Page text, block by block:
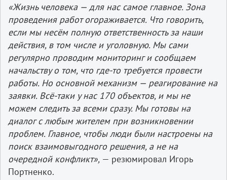
«Жизнь человека — для нас самое главное. Зона
проведения работ огораживается. Что говорить,
если мы несём полную ответственность за наши
действия, в том числе и уголовную. Мы сами
регулярно проводим мониторинг и сообщаем
начальству о том, что где-то требуется провести
работы. Но основной механизм — реагирование на
заявки. Всё-таки у нас 170 объектов, и мы не
можем следить за всеми сразу. Мы готовы на
диалог с любым жителем при возникновении
проблем. Главное, чтобы люди были настроены на
поиск взаимовыгодного решения, а не на
очередной конфликт», — резюмировал Игорь
Портненко.